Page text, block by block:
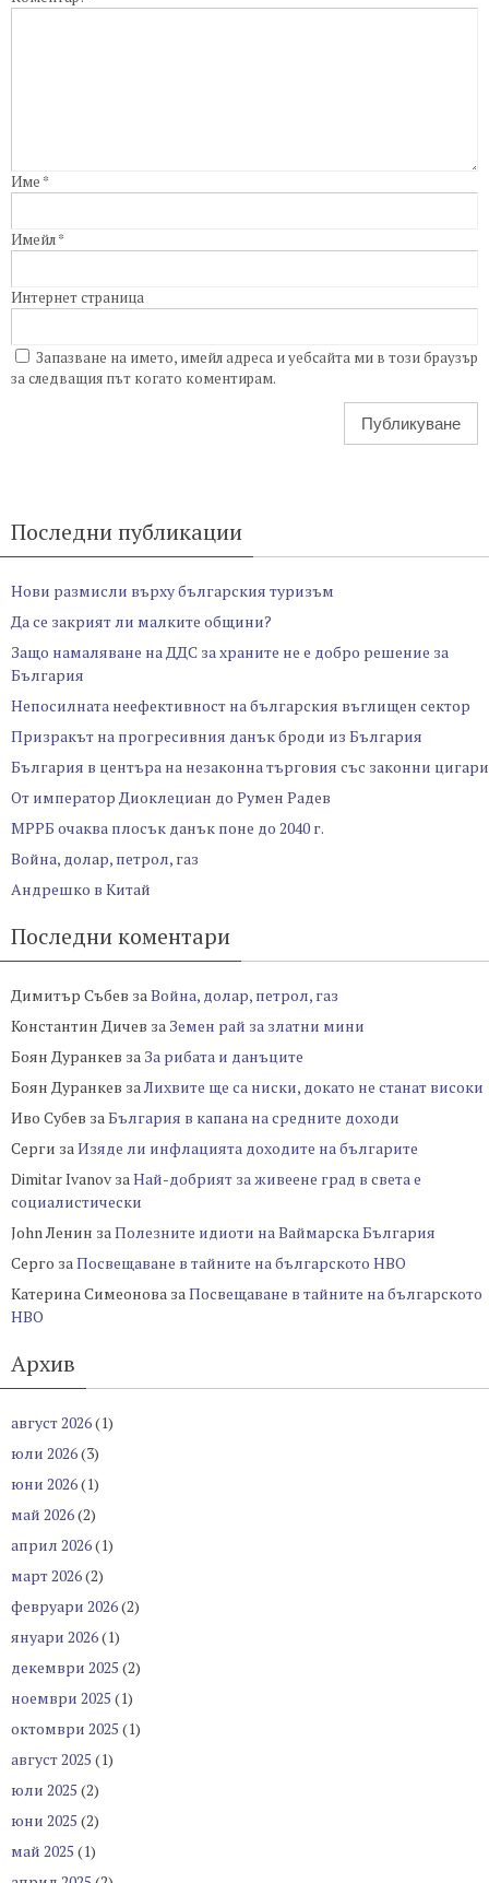
Име *
Имейл*
Интернет страница
Запазване на името, имейл адреса и уебсайта ми в този браузър
за следващия път когато коментирам.
Последни публикации
Нови размисли върху българския туризъм
Да се закрият ли малките общини?
Защо намаляване на ДДС за храните не е добро решение за
България
Непосилната неефективност на българския въглищен сектор
Призракът на прогресивния данък броди из България
България в центъра на незаконна търговия със законни цигари
От император Диоклециан до Румен Радев
МРРБ очаква плосък данък поне до 2040 г.
Война, долар, петрол, газ
Андрешко в Китай
Последни коментари
Димитър Събев заВойна, долар, петрол, газ
Константин Дичев за Земен рай за златни мини
Боян Дуранкев за За рибата и данъците
Боян Дуранкев заЛихвите ще са ниски, докато не станат високи
Иво Субев заБългария в капана на средните доходи
Серги заИзяде ли инфлацията доходите на българите
Dimitar Ivanov заНай-добрият за живеене град в света е
социалистически
John Ленин заПолезните идиоти на Ваймарска България
Серго заПосвещаване в тайните на българското НВО
Катерина Симеонова заПосвещаване в тайните на българското
НВО
Архив
август 2026(1)
юли 2026(3)
юни 2026(1)
май 2026(2)
април 2026(1)
март 2026(2)
февруари 2026(2)
януари 2026(1)
декември 2025 (2)
ноември 2025 (1)
октомври 2025 (1)
август 2025 (1)
юли 2025 (2)
юни 2025 (2)
май 2025 (1)